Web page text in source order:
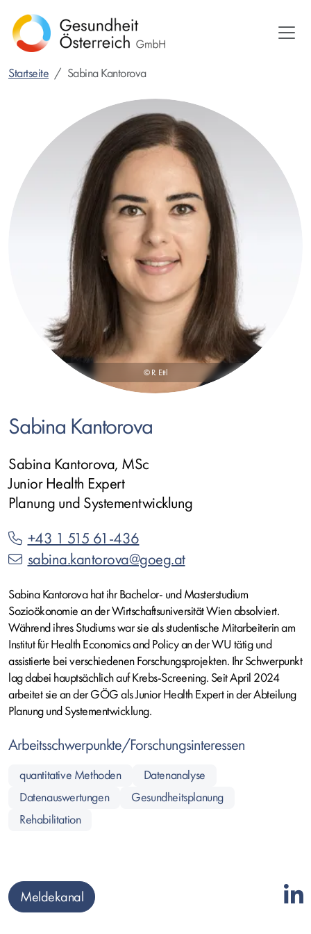
zum
Inhalt
Startseite Sabina Kantorova
© R. Ettl
Sabina Kantorova
Sabina Kantorova, MSc
Junior Health Expert
Planung und Systementwicklung
+43 1 515 61-436
sabina.kantorova@goeg.at
Sabina Kantorova hat ihr Bachelor- und Masterstudium
Sozioökonomie an der Wirtschaftsuniversität Wien absolviert.
Während ihres Studiums war sie als studentische Mitarbeiterin am
Institut für Health Economics and Policy an der WU tätig und
assistierte bei verschiedenen Forschungsprojekten. Ihr Schwerpunkt
lag dabei hauptsächlich auf Krebs-Screening. Seit April 2024
arbeitet sie an der GÖG als Junior Health Expert in der Abteilung
Planung und Systementwicklung.
Arbeitsschwerpunkte/Forschungsinteressen
quantitative Methoden
Datenanalyse
Datenauswertungen
Gesundheitsplanung
Rehabilitation
Meldekanal